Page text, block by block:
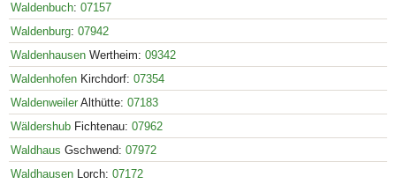
Waldenbuch: 07157
Waldenburg: 07942
Waldenhausen Wertheim: 09342
Waldenhofen Kirchdorf: 07354
Waldenweiler Althütte: 07183
Wäldershub Fichtenau: 07962
Waldhaus Gschwend: 07972
Waldhausen Lorch: 07172